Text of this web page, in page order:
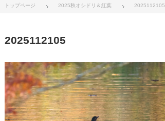
トップページ 2025秋オシドリ＆紅葉 2025112105
2025112105